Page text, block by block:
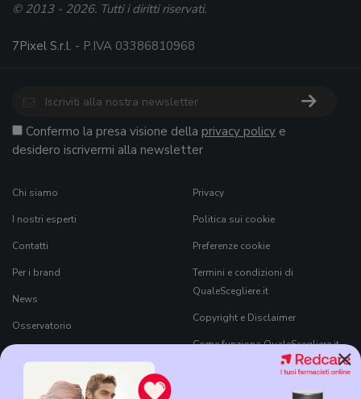
×
© 2013 - 2026. Tutti i diritti riservati.
7Pixel S.r.l. - P.IVA 03386810968
Confermo la presa visione della privacy policy e
desidero iscrivermi alla newsletter
Chi siamo
I nostri esperti
Contatti
Per i brand
News
Osservatorio
Black Friday 2026
Privacy
Politica sui cookie
Preferenze cookie
Termini e condizioni di
QualeScegliere.it
Copyright e Disclaimer
Come funziona QualeScegliere.it